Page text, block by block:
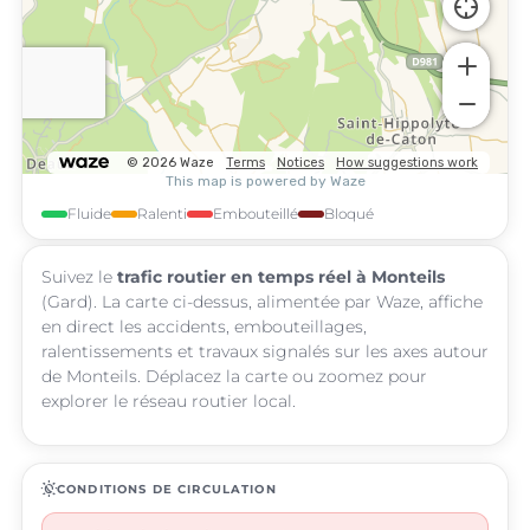
Fluide Ralenti Embouteillé Bloqué
Suivez le trafic routier en temps réel à Monteils
(Gard). La carte ci-dessus, alimentée par Waze, affiche
en direct les accidents, embouteillages,
ralentissements et travaux signalés sur les axes autour
de Monteils. Déplacez la carte ou zoomez pour
explorer le réseau routier local.
routineCONDITIONS DE CIRCULATION